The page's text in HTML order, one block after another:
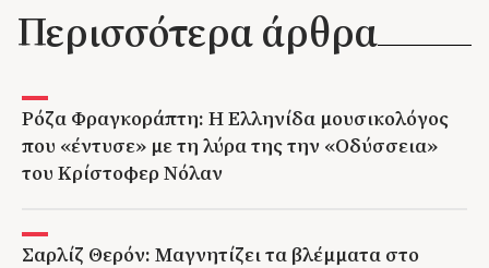
Περισσότερα άρθρα
Ρόζα Φραγκοράπτη: Η Ελληνίδα μουσικολόγος
που «έντυσε» με τη λύρα της την «Οδύσσεια»
του Κρίστοφερ Νόλαν
Σαρλίζ Θερόν: Μαγνητίζει τα βλέμματα στο